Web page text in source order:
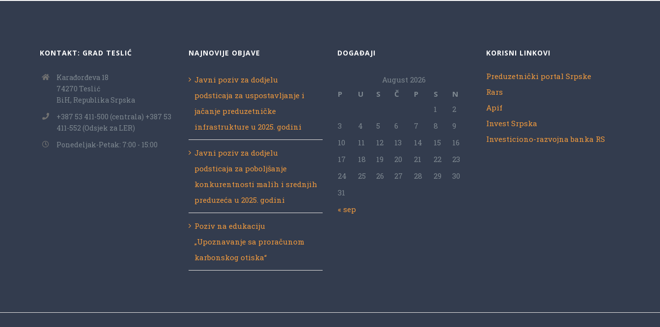
KONTAKT: GRAD TESLIĆ
Karađorđeva 18
74270 Teslić
BiH, Republika Srpska
+387 53 411-500 (centrala) +387 53
411-552 (Odsjek za LER)
Ponedeljak-Petak: 7:00 - 15:00
NAJNOVIJE OBJAVE
Javni poziv za dodjelu
podsticaja za uspostavljanje i
jačanje preduzetničke
infrastrukture u 2025. godini
Javni poziv za dodjelu
podsticaja za poboljšanje
konkurentnosti malih i srednjih
preduzeća u 2025. godini
Poziv na edukaciju
„Upoznavanje sa proračunom
karbonskog otiska“
DOGAĐAJI
August 2026
P
U S Č P S N
« sep
1
2
3
4 5 6 7 8
9
10
11 12 13 14 15
16
17
18 19 20 21 22
23
24
25 26 27 28 29
30
31
KORISNI LINKOVI
Preduzetnički portal Srpske
Rars
Apif
Invest Srpska
Investiciono-razvojna banka RS